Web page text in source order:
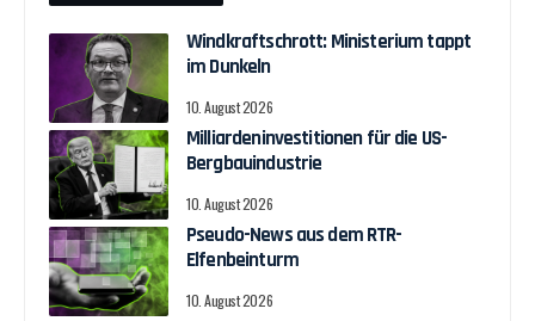
Windkraftschrott: Ministerium tappt
im Dunkeln
10. August 2026
Milliardeninvestitionen für die US-
Bergbauindustrie
10. August 2026
Pseudo-News aus dem RTR-
Elfenbeinturm
10. August 2026